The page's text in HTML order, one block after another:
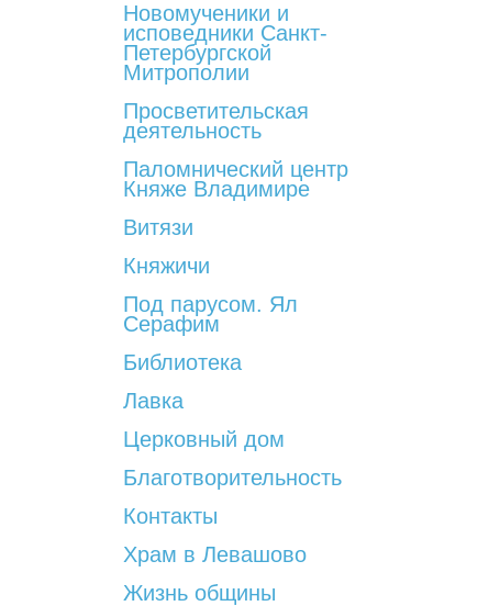
Новомученики и
исповедники Санкт-
Петербургской
Митрополии
Просветительская
деятельность
Паломнический центр
Княже Владимире
Витязи
Княжичи
Под парусом. Ял
Серафим
Библиотека
Лавка
Церковный дом
Благотворительность
Контакты
Храм в Левашово
Жизнь общины